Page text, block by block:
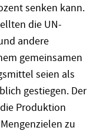
senken kann.
die UN-
andere
gemeinsamen
seien als
gestiegen. Der
Produktion
zu